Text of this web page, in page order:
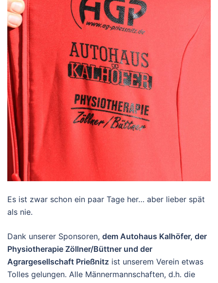
Es ist zwar schon ein paar Tage her… aber lieber spät
als nie.
Dank unserer Sponsoren, dem Autohaus Kalhöfer, der
Physiotherapie Zöllner/Büttner und der
Agrargesellschaft Prießnitz ist unserem Verein etwas
Tolles gelungen. Alle Männermannschaften, d.h. die